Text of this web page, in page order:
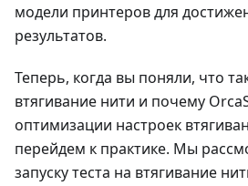
модели принтеров для
результатов.
Теперь, когда вы поняли, что
втягивание нити и почему
оптимизации настроек
перейдем к практике. Мы
запуску теста на втягивание